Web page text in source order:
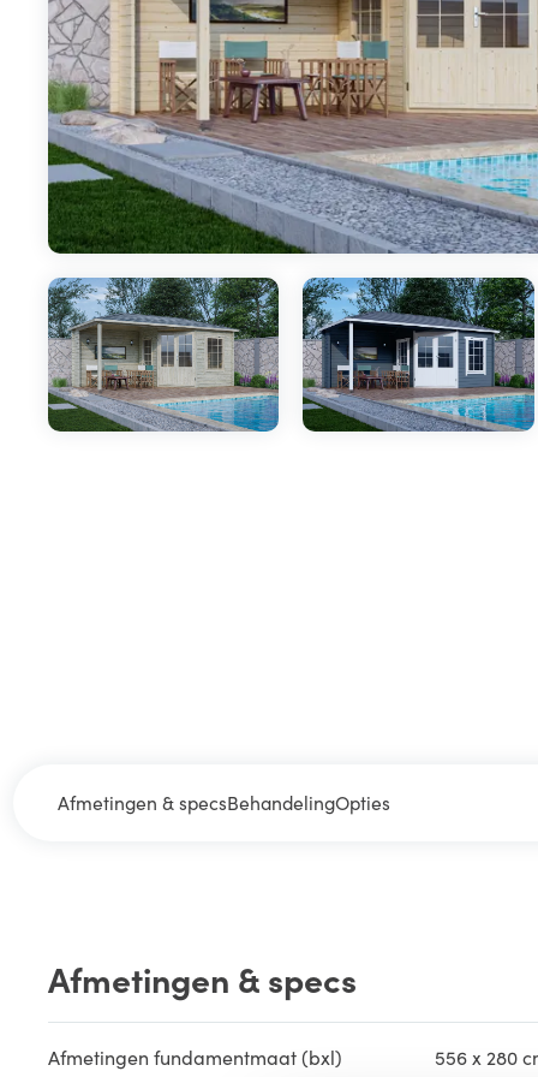
Afmetingen & specsBehandelingOpties
Afmetingen & specs
Afmetingen fundamentmaat (bxl) 556 x 280